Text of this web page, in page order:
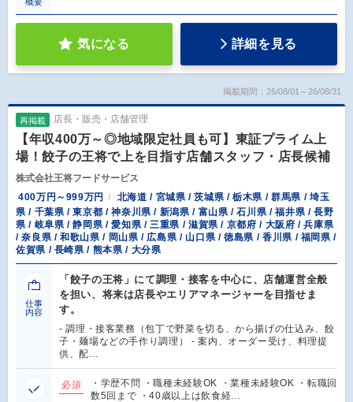
気になる 詳細を見る
掲載期間：26/08/01～26/08/31
再掲載 店長・販売・店舗管理
【年収400万～◎地域限定社員も可】東証プライム上
場！餃子の王将で上を目指す店舗スタッフ・店長候補
株式会社王将フードサービス
400万円～999万円
北海道 / 宮城県 / 茨城県 / 栃木県 / 群馬県 / 埼玉
県 / 千葉県 / 東京都 / 神奈川県 / 新潟県 / 富山県 / 石川県 / 福井県 / 長野
県 / 岐阜県 / 静岡県 / 愛知県 / 三重県 / 滋賀県 / 京都府 / 大阪府 / 兵庫県
/ 奈良県 / 和歌山県 / 岡山県 / 広島県 / 山口県 / 徳島県 / 香川県 / 福岡県 /
佐賀県 / 長崎県 / 熊本県 / 大分県
仕事
内容
「餃子の王将」にて調理・接客を中心に、店舗運営全般
を担い、将来は店長やエリアマネージャーを目指せま
す。
- 調理・接客業務（包丁で野菜を切る、から揚げの仕込み、餃
子・麺場などの手作り調理） - 案内、オーダー受け、料理提
供、配…
必須
・学歴不問 ・職種未経験OK ・業種未経験OK ・転職回
数5回まで ・40歳以上は飲食経…